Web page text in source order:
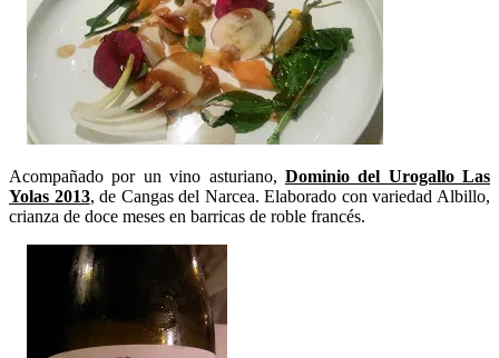
Acompañado por un vino asturiano, Dominio del Urogallo Las
Yolas 2013, de Cangas del Narcea. Elaborado con variedad Albillo,
crianza de doce meses en barricas de roble francés.